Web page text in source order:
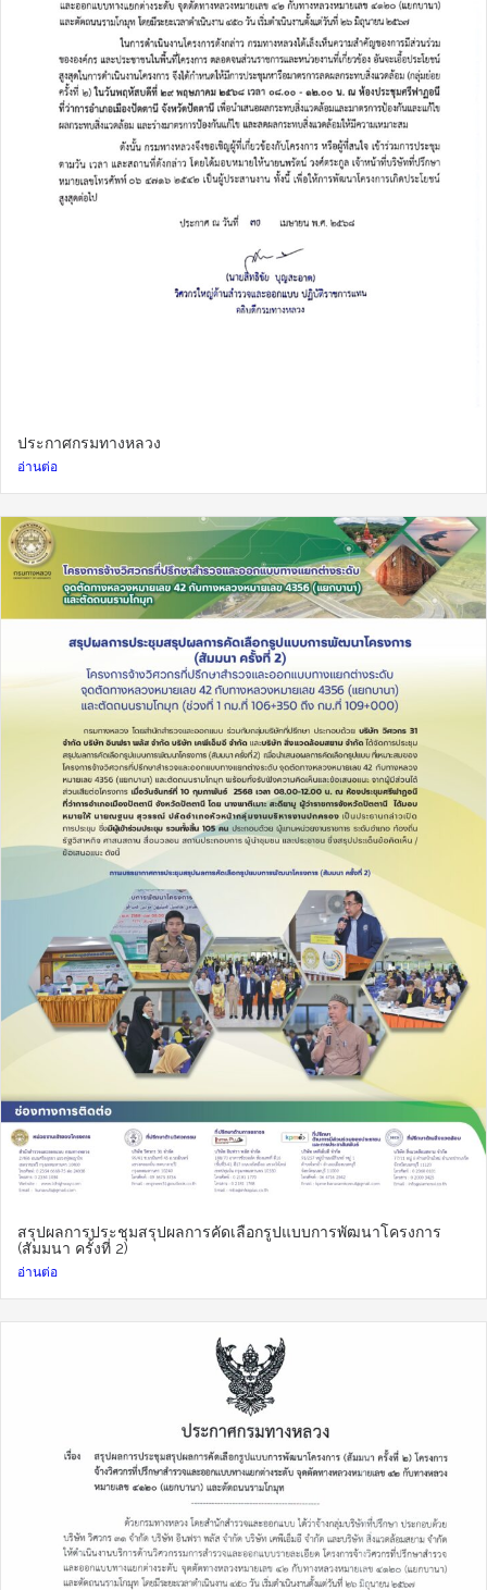
ประกาศกรมทางหลวง
อ่านต่อ
สรุปผลการประชุมสรุปผลการคัดเลือกรูปแบบการพัฒนาโครงการ
(สัมมนา ครั้งที่ 2)
อ่านต่อ